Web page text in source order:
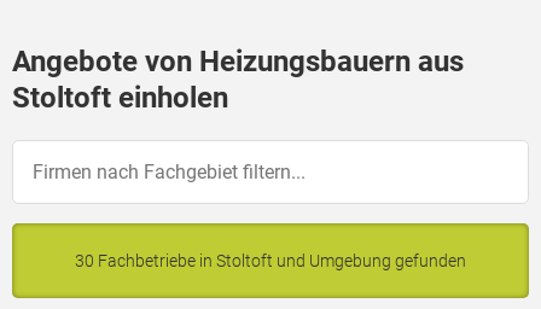
Angebote von Heizungsbauern aus
Stoltoft einholen
30 Fachbetriebe in Stoltoft und Umgebung gefunden